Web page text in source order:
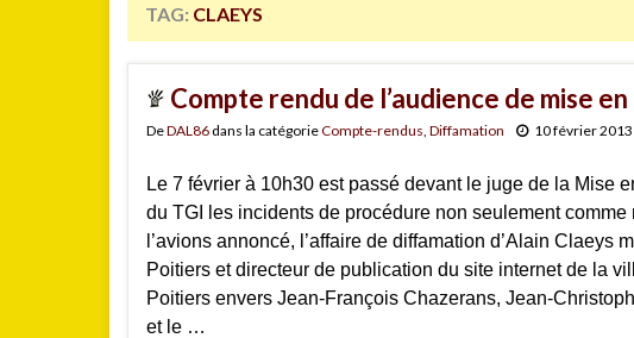
TAG: CLAEYS
Compte rendu de l’audience de mise
DeDAL86 dans la catégorieCompte-rendus Diffamation 10 février 2013
Le 7 février à 10h30 est passé devant le juge de la Mise
du TGI les incidents de procédure non seulement comme
l’avions annoncé, l’affaire de diffamation d’Alain Claeys
Poitiers et directeur de publication du site internet de la
Poitiers envers Jean-François Chazerans, Jean-
et le …